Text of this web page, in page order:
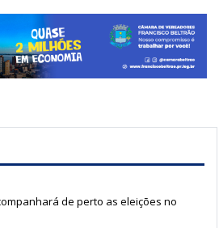
de perto as eleições no